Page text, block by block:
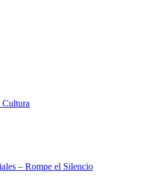
Cultura
– Rompe el Silencio